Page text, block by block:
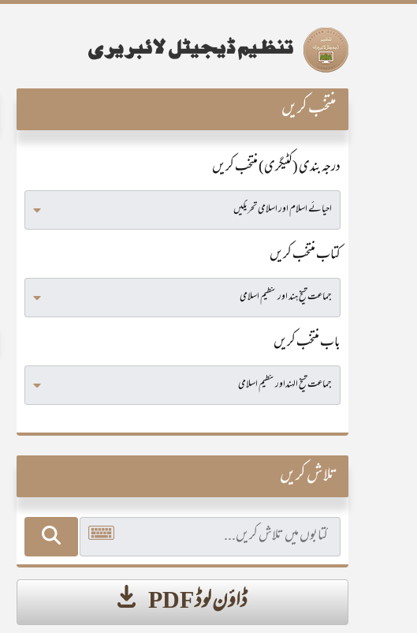
منتخب کریں
درجہ بندی (کٹیگری) منتخب کریں
کتاب منتخب کریں
باب منتخب کریں
تلاش کریں
ڈاؤن لوڈ PDF